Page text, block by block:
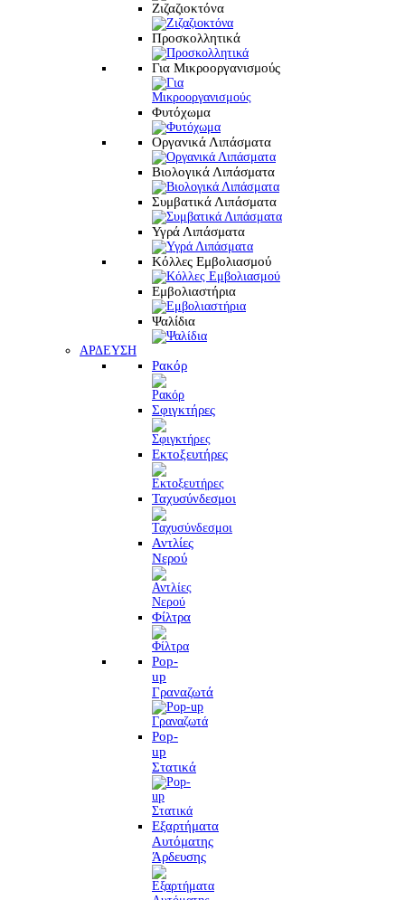
Ζιζαζιοκτόνα
Προσκολλητικά
Για Μικροοργανισμούς
Φυτόχωμα
Οργανικά Λιπάσματα
Βιολογικά Λιπάσματα
Συμβατικά Λιπάσματα
Υγρά Λιπάσματα
Κόλλες Εμβολιασμού
Εμβολιαστήρια
Ψαλίδια
ΑΡΔΕΥΣΗ
Ρακόρ
Σφιγκτήρες
Εκτοξευτήρες
Ταχυσύνδεσμοι
Αντλίες
Νερού
Φίλτρα
Pop-
up
Γραναζωτά
Pop-
up
Στατικά
Εξαρτήματα
Αυτόματης
Άρδευσης